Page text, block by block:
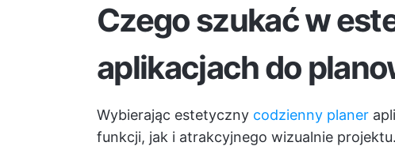
Czego szukać w
aplikacjach do
Wybierając estetyczny codzienny planer
funkcji, jak i atrakcyjnego wizualnie